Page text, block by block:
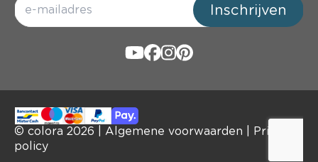
Inschrijven
© colora 2026 Algemene voorwaarden
Privacy
policy